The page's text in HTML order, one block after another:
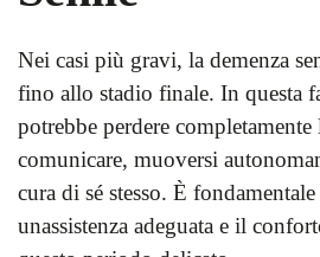
Nei casi più gravi, la demenza
fino allo stadio finale. In questa
potrebbe perdere completamente
comunicare, muoversi
cura di sé stesso. È
unassistenza adeguata e il